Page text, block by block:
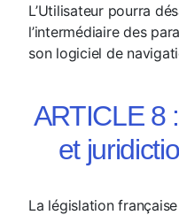
L’Utilisateur pourra
l’intermédiaire des
son logiciel de
ARTICLE 8
et
La législation